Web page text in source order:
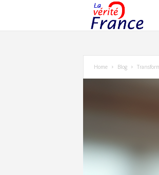
Home Blog